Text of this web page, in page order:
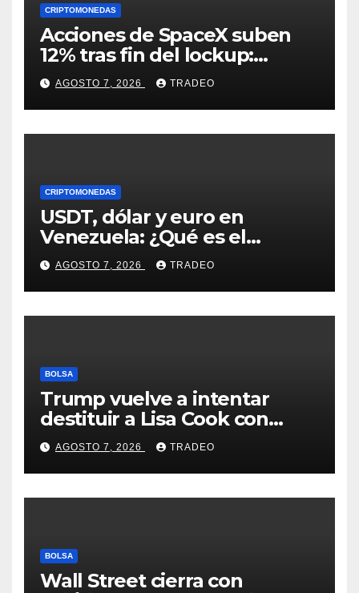
CRIPTOMONEDAS
Acciones de SpaceX suben
12% tras fin del lockup:
¿Hasta dónde podrían llegar
en agosto?
AGOSTO 7, 2026 TRADEO
CRIPTOMONEDAS
USDT, dólar y euro en
Venezuela: ¿Qué es el
fenómeno “Rockets and
Feathers”?
AGOSTO 7, 2026 TRADEO
BOLSA
Trump vuelve a intentar
destituir a Lisa Cook con
acusaciones de fraude
hipotecario
AGOSTO 7, 2026 TRADEO
BOLSA
Wall Street cierra con